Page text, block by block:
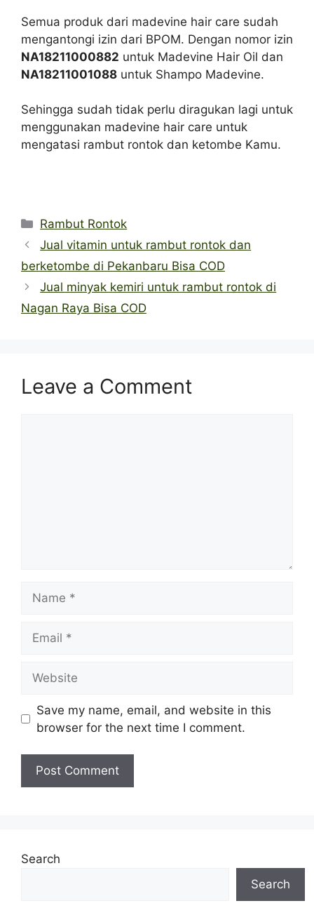
Semua produk dari madevine hair care sudah
mengantongi izin dari BPOM. Dengan nomor izin
NA18211000882 untuk Madevine Hair Oil dan
NA18211001088 untuk Shampo Madevine.
Sehingga sudah tidak perlu diragukan lagi untuk
menggunakan madevine hair care untuk
mengatasi rambut rontok dan ketombe Kamu.
Categories
Rambut Rontok
Jual vitamin untuk rambut rontok dan
berketombe di Pekanbaru Bisa COD
Jual minyak kemiri untuk rambut rontok di
Nagan Raya Bisa COD
Leave a Comment
Save my name, email, and website in this
browser for the next time I comment.
Search
Search